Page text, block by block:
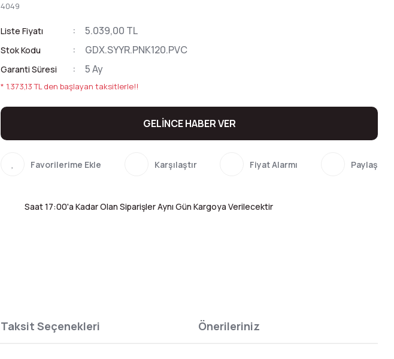
4049
Liste Fiyatı 5.039,00 TL
Stok Kodu GDX.SYYR.PNK120.PVC
Garanti Süresi 5 Ay
* 1.373,13 TL den başlayan taksitlerle!!
GELİNCE HABER VER
Karşılaştır Fiyat Alarmı Paylaş
Saat 17:00'a Kadar Olan Siparişler Aynı Gün Kargoya Verilecektir
Taksit Seçenekleri Önerileriniz